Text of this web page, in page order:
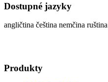
Dostupné jazyky
angličtina čeština nemčina ruština
Produkty